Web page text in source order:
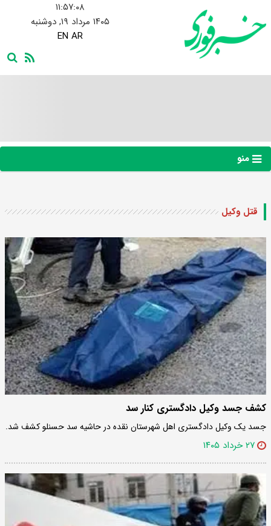
۱۱:۵۷:۰۹
۱۴۰۵ مرداد ۱۹, دوشنبه
EN AR
منو
قتل وکیل
کشف جسد وکیل دادگستری کنار سد
جسد یک وکیل دادگستری اهل شهرستان نقده در حاشیه سد حسنلو کشف شد.
۲۷ خرداد ۱۴۰۵